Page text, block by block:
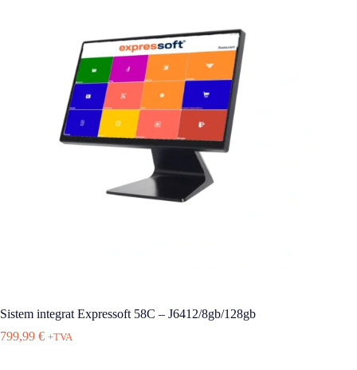
Sistem integrat Expressoft 58C – J6412/8gb/128gb
799,99 € +TVA